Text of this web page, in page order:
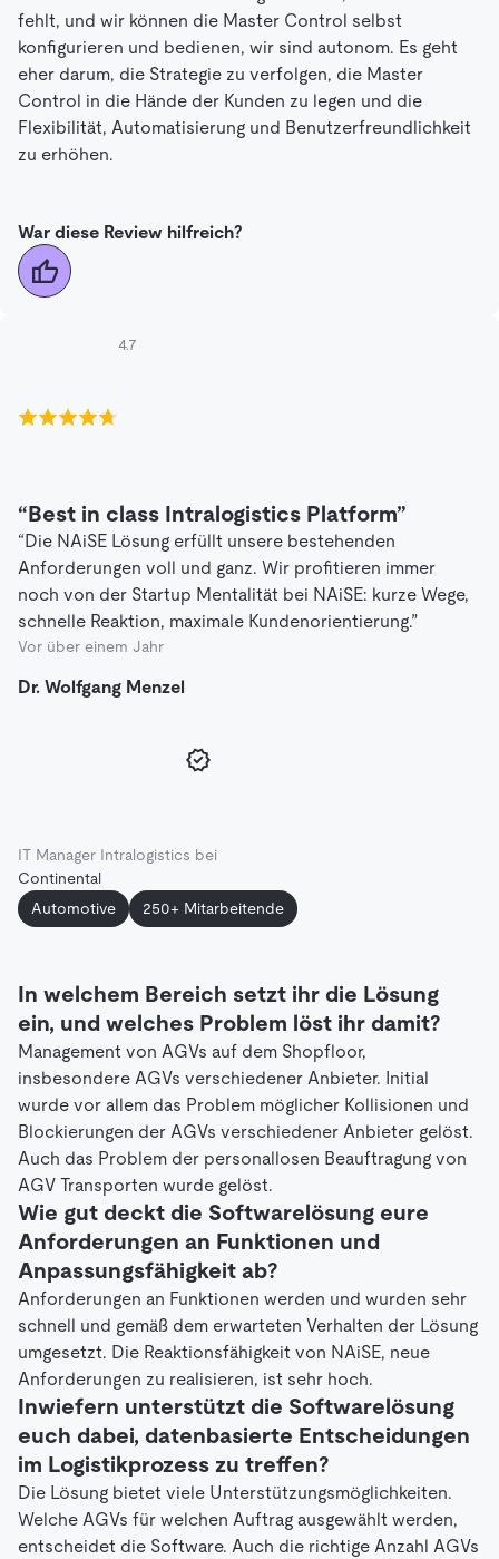
fehlt, und wir können die Master Control selbst
konfigurieren und bedienen, wir sind autonom. Es geht
eher darum, die Strategie zu verfolgen, die Master
Control in die Hände der Kunden zu legen und die
Flexibilität, Automatisierung und Benutzerfreundlichkeit
zu erhöhen.
War diese Review hilfreich?
4.7
“Best in class Intralogistics Platform”
“Die NAiSE Lösung erfüllt unsere bestehenden
Anforderungen voll und ganz. Wir profitieren immer
noch von der Startup Mentalität bei NAiSE: kurze Wege,
schnelle Reaktion, maximale Kundenorientierung.”
Vor über einem Jahr
Dr. Wolfgang Menzel
IT Manager Intralogistics bei
Continental
Automotive
250+ Mitarbeitende
In welchem Bereich setzt ihr die Lösung
ein, und welches Problem löst ihr damit?
Management von AGVs auf dem Shopfloor,
insbesondere AGVs verschiedener Anbieter. Initial
wurde vor allem das Problem möglicher Kollisionen und
Blockierungen der AGVs verschiedener Anbieter gelöst.
Auch das Problem der personallosen Beauftragung von
AGV Transporten wurde gelöst.
Wie gut deckt die Softwarelösung eure
Anforderungen an Funktionen und
Anpassungsfähigkeit ab?
Anforderungen an Funktionen werden und wurden sehr
schnell und gemäß dem erwarteten Verhalten der Lösung
umgesetzt. Die Reaktionsfähigkeit von NAiSE, neue
Anforderungen zu realisieren, ist sehr hoch.
Inwiefern unterstützt die Softwarelösung
euch dabei, datenbasierte Entscheidungen
im Logistikprozess zu treffen?
Die Lösung bietet viele Unterstützungsmöglichkeiten.
Welche AGVs für welchen Auftrag ausgewählt werden,
entscheidet die Software. Auch die richtige Anzahl AGVs